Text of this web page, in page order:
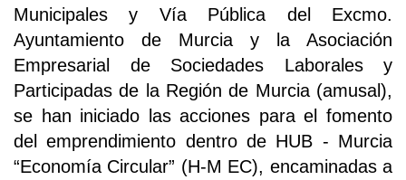
Municipales y Vía Pública del Excmo.
Ayuntamiento de Murcia y la Asociación
Empresarial de Sociedades Laborales y
Participadas de la Región de Murcia (amusal),
se han iniciado las acciones para el fomento
del emprendimiento dentro de HUB - Murcia
“Economía Circular” (H-M EC), encaminadas a